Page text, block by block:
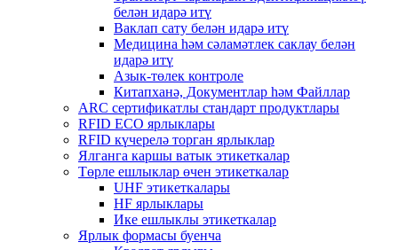
белән идарә итү
Ваклап сату белән идарә итү
Медицина һәм сәламәтлек саклау белән
идарә итү
Азык-төлек контроле
Китапханә, Документлар һәм Файллар
ARC сертификатлы стандарт продуктлары
RFID ECO ярлыклары
RFID күчерелә торган ярлыклар
Ялганга каршы ватык этикеткалар
Төрле ешлыклар өчен этикеткалар
UHF этикеткалары
HF ярлыклары
Ике ешлыклы этикеткалар
Ярлык формасы буенча